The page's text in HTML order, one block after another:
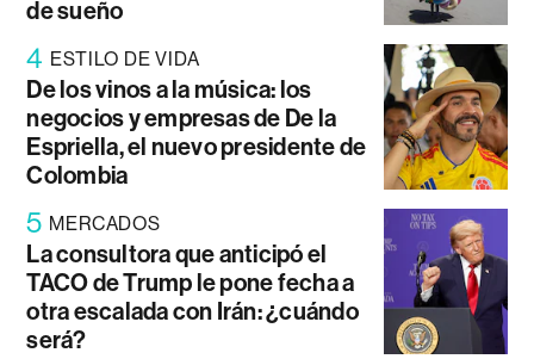
de sueño
4 ESTILO DE VIDA
De los vinos a la música: los
negocios y empresas de De la
Espriella, el nuevo presidente de
Colombia
5 MERCADOS
La consultora que anticipó el
TACO de Trump le pone fecha a
otra escalada con Irán: ¿cuándo
será?